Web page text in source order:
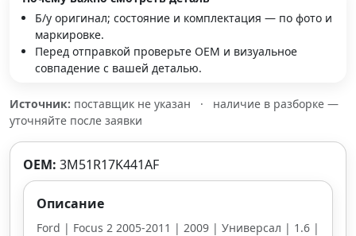
Б/у оригинал; состояние и комплектация — по фото и
маркировке.
Перед отправкой проверьте OEM и визуальное
совпадение с вашей деталью.
Источник: поставщик не указан ·
наличие в разборке —
уточняйте после заявки
OEM: 3M51R17K441AF
Описание
Ford | Focus 2 2005-2011 | 2009 | Универсал | 1.6 |